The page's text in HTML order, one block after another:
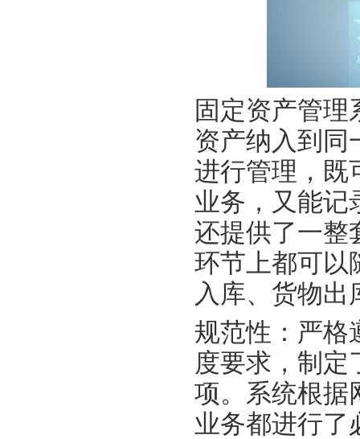
固定资产管
资产纳入到同
进行管理，既
业务，又能记
还提供了一整
环节上都可以
入库、货物出
规范性：严格
度要求，制定
项。系统根据
业务都进行了